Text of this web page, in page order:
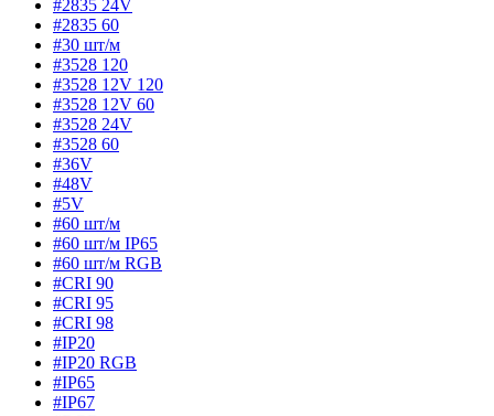
#2835 24V
#2835 60
#30 шт/м
#3528 120
#3528 12V 120
#3528 12V 60
#3528 24V
#3528 60
#36V
#48V
#5V
#60 шт/м
#60 шт/м IP65
#60 шт/м RGB
#CRI 90
#CRI 95
#CRI 98
#IP20
#IP20 RGB
#IP65
#IP67